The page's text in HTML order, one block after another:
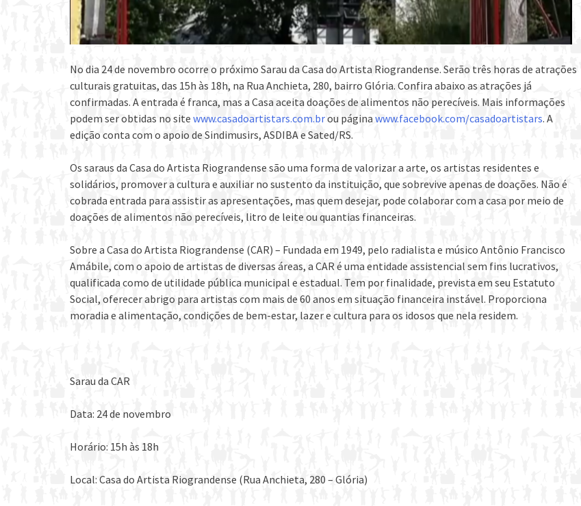
No dia 24 de novembro ocorre o próximo Sarau da Casa do Artista Riograndense. Serão três horas de atrações
culturais gratuitas, das 15h às 18h, na Rua Anchieta, 280, bairro Glória. Confira abaixo as atrações já
confirmadas. A entrada é franca, mas a Casa aceita doações de alimentos não perecíveis. Mais informações
podem ser obtidas no site www.casadoartistars.com.brou página www.facebook.com/casadoartistars. A
edição conta com o apoio de Sindimusirs, ASDIBA e Sated/RS.
Os saraus da Casa do Artista Riograndense são uma forma de valorizar a arte, os artistas residentes e
solidários, promover a cultura e auxiliar no sustento da instituição, que sobrevive apenas de doações. Não é
cobrada entrada para assistir as apresentações, mas quem desejar, pode colaborar com a casa por meio de
doações de alimentos não perecíveis, litro de leite ou quantias financeiras.
Sobre a Casa do Artista Riograndense (CAR) – Fundada em 1949, pelo radialista e músico Antônio Francisco
Amábile, com o apoio de artistas de diversas áreas, a CAR é uma entidade assistencial sem fins lucrativos,
qualificada como de utilidade pública municipal e estadual. Tem por finalidade, prevista em seu Estatuto
Social, oferecer abrigo para artistas com mais de 60 anos em situação financeira instável. Proporciona
moradia e alimentação, condições de bem-estar, lazer e cultura para os idosos que nela residem.
Sarau da CAR
Data: 24 de novembro
Horário: 15h às 18h
Local: Casa do Artista Riograndense (Rua Anchieta, 280 – Glória)